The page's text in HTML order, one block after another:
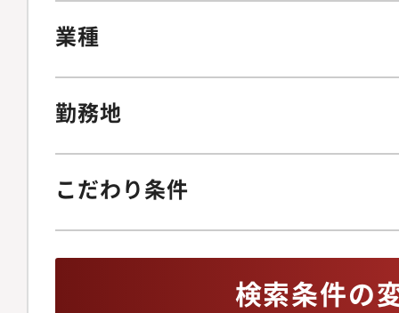
業種
勤務地
こだわり条件
検索条件の